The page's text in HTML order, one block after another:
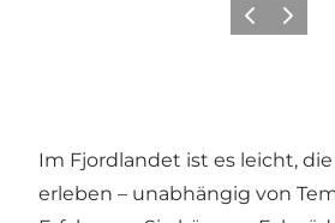
VorherigeNächste
Im Fjordlandet ist es leicht,
erleben – unabhängig von